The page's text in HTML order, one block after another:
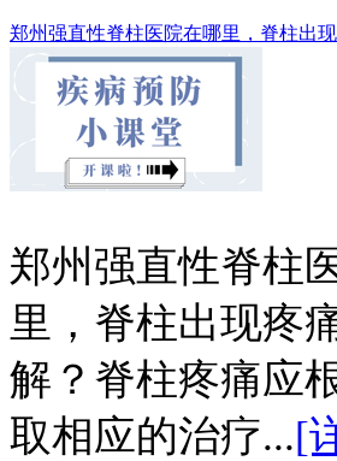
郑州强直性脊柱医院在哪里，脊柱出
郑州强直性脊柱
里，脊柱出现疼
解？脊柱疼痛应
取相应的治疗...[